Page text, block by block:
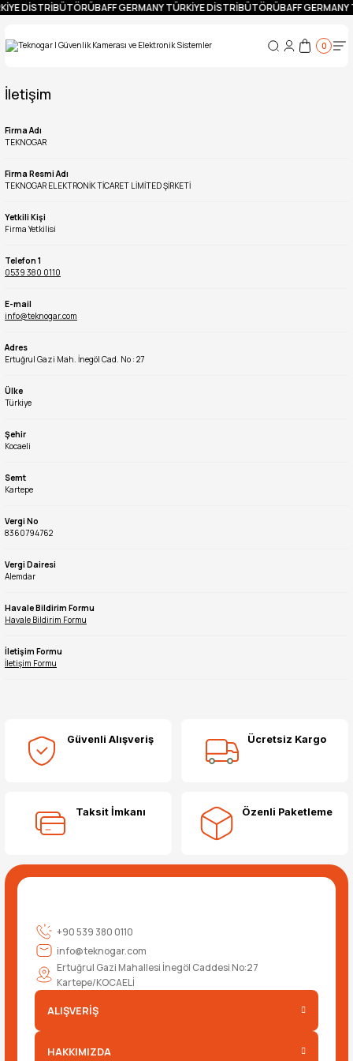
DİSTRİBÜTÖRÜBAFF GERMANY TÜRKİYE DİSTRİBÜTÖRÜBAFF
0
İletişim
Firma Adı
TEKNOGAR
Firma Resmi Adı
TEKNOGAR ELEKTRONİK TİCARET LİMİTED ŞİRKETİ
Yetkili Kişi
Firma Yetkilisi
Telefon 1
0539 380 0110
E-mail
info@teknogar.com
Adres
Ertuğrul Gazi Mah. İnegöl Cad. No : 27
Ülke
Türkiye
Şehir
Kocaeli
Semt
Kartepe
Vergi No
8360794762
Vergi Dairesi
Alemdar
Havale Bildirim Formu
Havale Bildirim Formu
İletişim Formu
İletişim Formu
Güvenli Alışveriş Ücretsiz Kargo
Taksit İmkanı Özenli Paketleme
+90 539 380 0110
info@teknogar.com
Ertuğrul Gazi Mahallesi İnegöl Caddesi No:27
Kartepe/KOCAELİ
ALIŞVERİŞ
HAKKIMIZDA